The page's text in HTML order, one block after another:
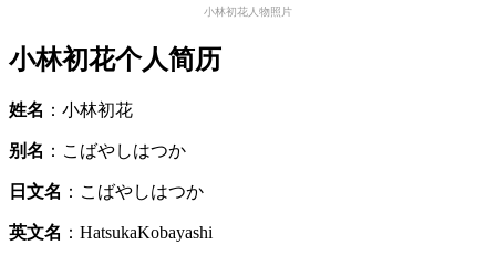
小林初花人物照片
小林初花个人简历
姓名 ：小林初花
别名 ：こばやしはつか
日文名 ：こばやしはつか
英文名 ：HatsukaKobayashi